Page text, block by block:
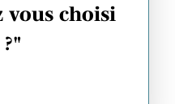
vous choisi